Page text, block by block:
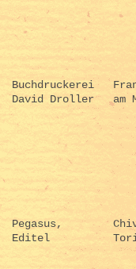
Buchdruckerei
David Droller
am
Pegasus,
Editel